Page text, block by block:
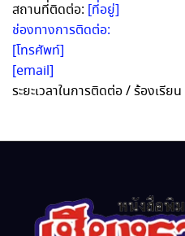
สถานที่ติดต่อ: [ที่อยู่]
ช่องทางการติดต่อ:
[โทรศัพท์]
[email]
ระยะเวลาในการติดต่อ / ร้องเรียน